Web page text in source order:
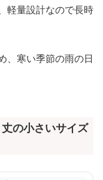
軽量設計なので長時
、寒い季節の雨の日
の小さいサイズ